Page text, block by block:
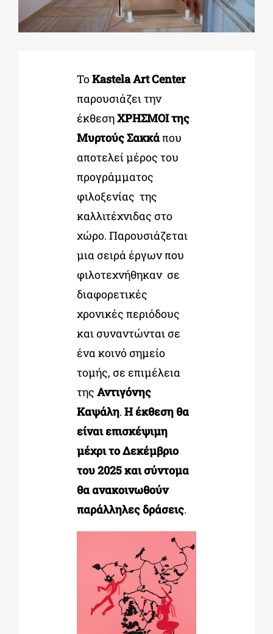
ΕΚΠΑΙΔΕΥΤΙΚΑ ΙΔΡΥΜΑΤΑ
ΠΟΛΙΤΙΣΤΙΚΟΙ ΦΟΡΕΙΣ
ΤοKastela Art Center
παρουσιάζει την
έκθεσηΧΡΗΣΜΟΙ της
Μυρτούς Σακκάπου
αποτελεί μέρος του
προγράμματος
φιλοξενίας της
καλλιτέχνιδας στο
χώρο. Παρουσιάζεται
μια σειρά έργων που
φιλοτεχνήθηκαν σε
διαφορετικές
χρονικές περιόδους
και συναντώνται σε
ένα κοινό σημείο
τομής, σε επιμέλεια
της Αντιγόνης
Καψάλη. Η έκθεση θα
είναι επισκέψιμη
μέχρι το Δεκέμβριο
του 2025 και σύντομα
θα ανακοινωθούν
παράλληλες δράσεις.